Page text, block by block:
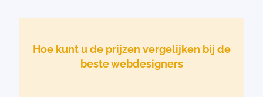
Hoe kunt u de prijzen vergelijken bij de
beste webdesigners